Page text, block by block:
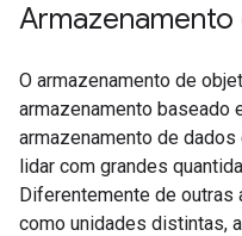
O armazenamento de
armazenamento baseado
armazenamento de
lidar com grandes
Diferentemente de outras
como unidades distintas,